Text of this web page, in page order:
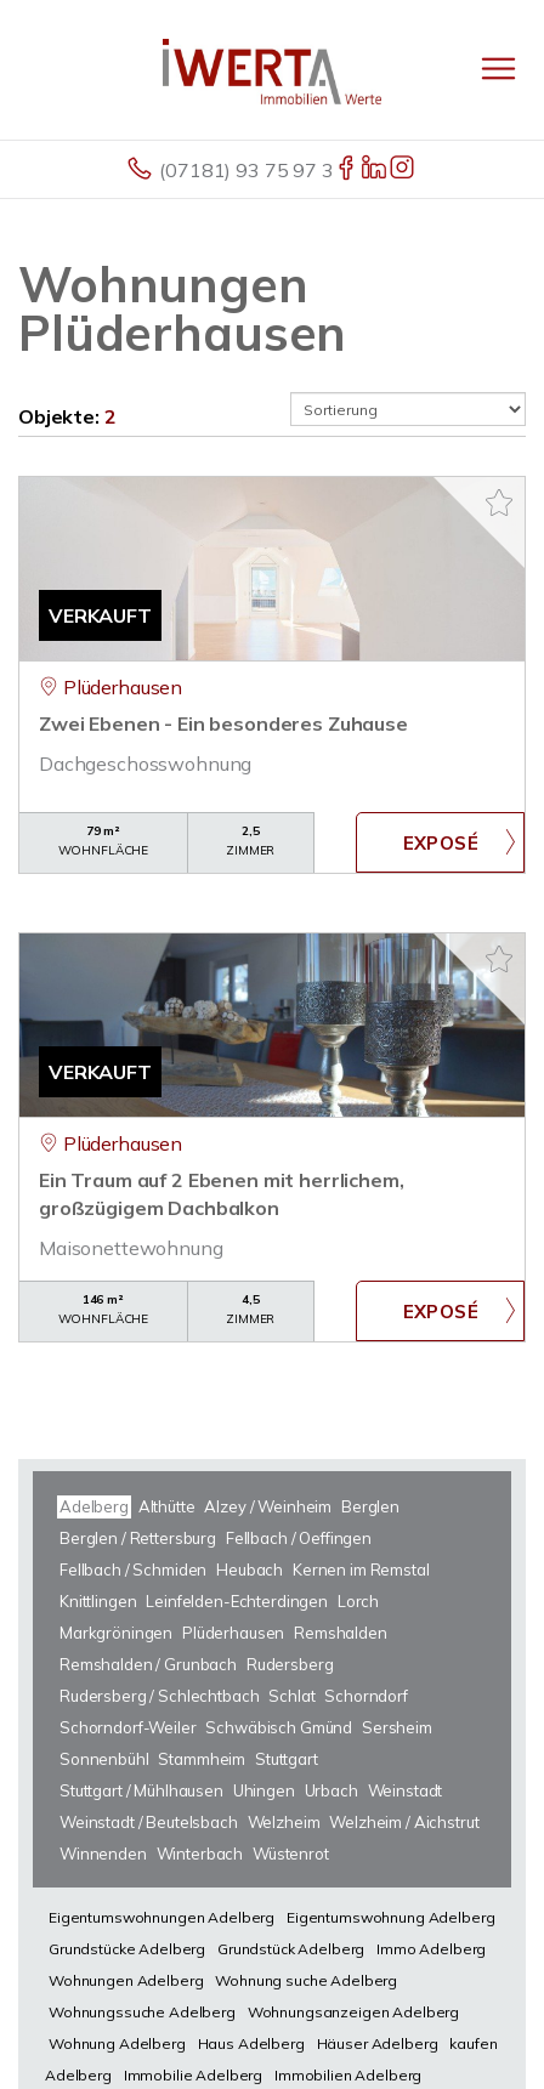
(07181) 93 75 97 3
Wohnungen
Plüderhausen
Objekte: 2
VERKAUFT
Plüderhausen
Zwei Ebenen - Ein besonderes Zuhause
Dachgeschosswohnung
79 m²
WOHNFLÄCHE
2,5
ZIMMER
VERKAUFT
Plüderhausen
Ein Traum auf 2 Ebenen mit herrlichem,
großzügigem Dachbalkon
Maisonettewohnung
146 m²
WOHNFLÄCHE
4,5
ZIMMER
Adelberg Althütte Alzey / Weinheim
Berglen
Berglen / Rettersburg
Fellbach / Oeffingen
Fellbach / Schmiden
Heubach
Kernen im Remstal
Knittlingen Leinfelden-Echterdingen
Lorch
Markgröningen
Plüderhausen
Remshalden
Remshalden / Grunbach
Rudersberg
Rudersberg / Schlechtbach Schlat Schorndorf
Schorndorf-Weiler Schwäbisch Gmünd
Sersheim
Sonnenbühl Stammheim
Stuttgart
Stuttgart / Mühlhausen
Uhingen Urbach Weinstadt
Weinstadt / Beutelsbach Welzheim Welzheim / Aichstrut
Winnenden Winterbach Wüstenrot
Eigentumswohnungen Adelberg
Eigentumswohnung Adelberg
Grundstücke Adelberg
Grundstück Adelberg
Immo Adelberg
Wohnungen Adelberg
Wohnung suche Adelberg
Wohnungssuche Adelberg
Wohnungsanzeigen Adelberg
Wohnung Adelberg
Haus Adelberg Häuser Adelberg
kaufen
Adelberg
Immobilie Adelberg
Immobilien Adelberg